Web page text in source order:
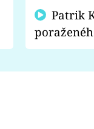
fanoušci